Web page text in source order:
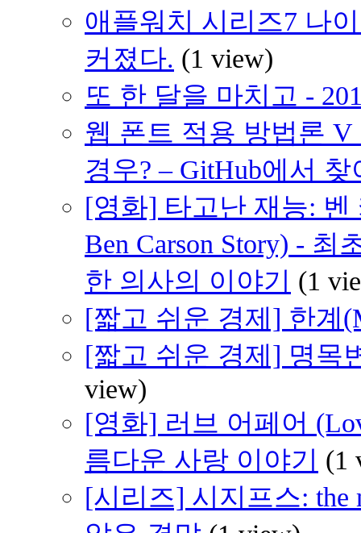
애플워치 시리즈7 나
커졌다. (1 view)
또 한 달을 마치고 -
웹 폰트 적용 방법론
경우? – GitHub에서 찾
[영화] 타고난 재능: 벤
Ben Carson Story) -
한 의사의 이야기
(1
[짧고 쉬운 경제] 한계
[짧고 쉬운 경제] 명목
view)
[영화] 러브 어페어
름다운 사랑 이야기
(1
[시리즈] 시지프스: